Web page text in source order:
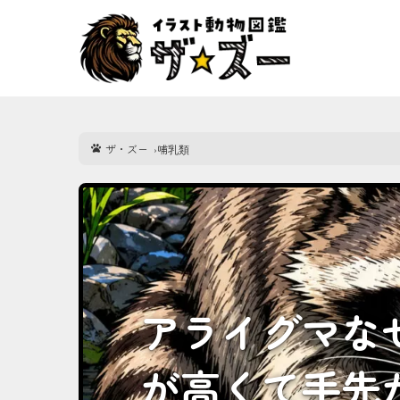
ザ・ズー 哺乳類
アライグマな
が高くて手先